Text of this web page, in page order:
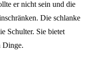
er nicht sein und die
Die schlanke
Schulter. Sie bietet
Dinge.